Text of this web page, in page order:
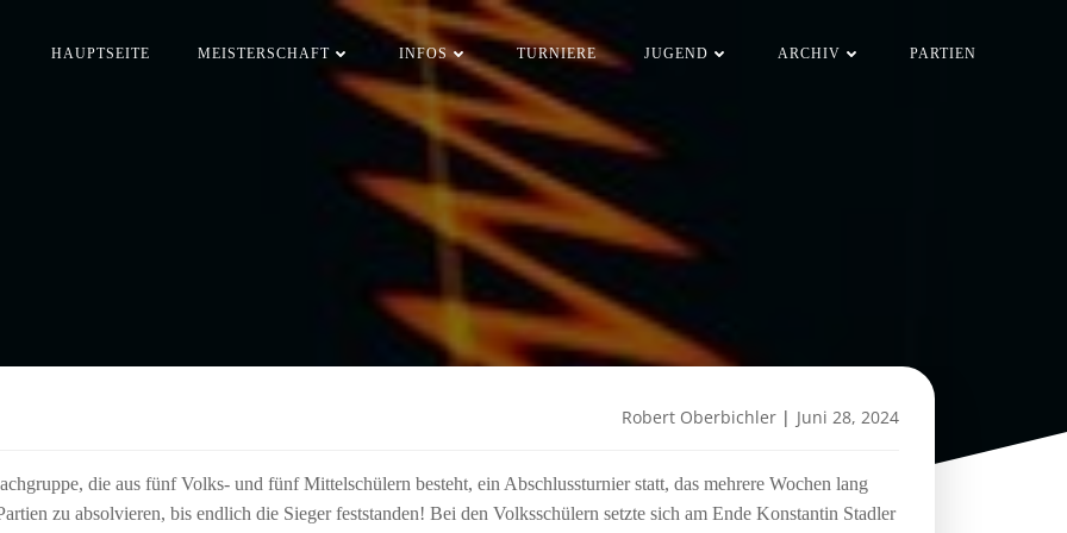
HAUPTSEITE MEISTERSCHAFT INFOS TURNIERE JUGEND ARCHIV PARTIEN
Robert Oberbichler | Juni 28, 2024
die aus fünf Volks- und fünf Mittelschülern besteht, ein Abschlussturnier statt, das mehrere Wochen lang
zu absolvieren, bis endlich die Sieger feststanden! Bei den Volksschülern setzte sich am Ende Konstantin Stadler